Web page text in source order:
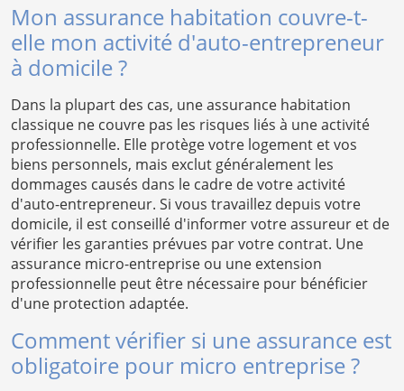
Mon assurance habitation couvre-t-
elle mon activité d'auto-entrepreneur
à domicile ?
Dans la plupart des cas, une assurance habitation
classique ne couvre pas les risques liés à une activité
professionnelle. Elle protège votre logement et vos
biens personnels, mais exclut généralement les
dommages causés dans le cadre de votre activité
d'auto-entrepreneur. Si vous travaillez depuis votre
domicile, il est conseillé d'informer votre assureur et de
vérifier les garanties prévues par votre contrat. Une
assurance micro-entreprise ou une extension
professionnelle peut être nécessaire pour bénéficier
d'une protection adaptée.
Comment vérifier si une assurance est
obligatoire pour micro entreprise ?